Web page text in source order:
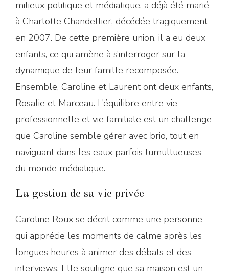
milieux politique et médiatique, a déjà été marié
à Charlotte Chandellier, décédée tragiquement
en 2007. De cette première union, il a eu deux
enfants, ce qui amène à s’interroger sur la
dynamique de leur famille recomposée.
Ensemble, Caroline et Laurent ont deux enfants,
Rosalie et Marceau. L’équilibre entre vie
professionnelle et vie familiale est un challenge
que Caroline semble gérer avec brio, tout en
naviguant dans les eaux parfois tumultueuses
du monde médiatique.
La gestion de sa vie privée
Caroline Roux se décrit comme une personne
qui apprécie les moments de calme après les
longues heures à animer des débats et des
interviews. Elle souligne que sa maison est un